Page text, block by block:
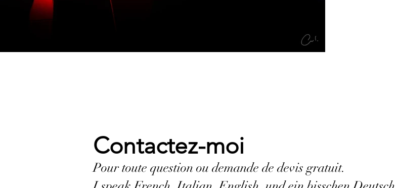
Contactez-moi
Pour toute question ou demande de devis gratuit.